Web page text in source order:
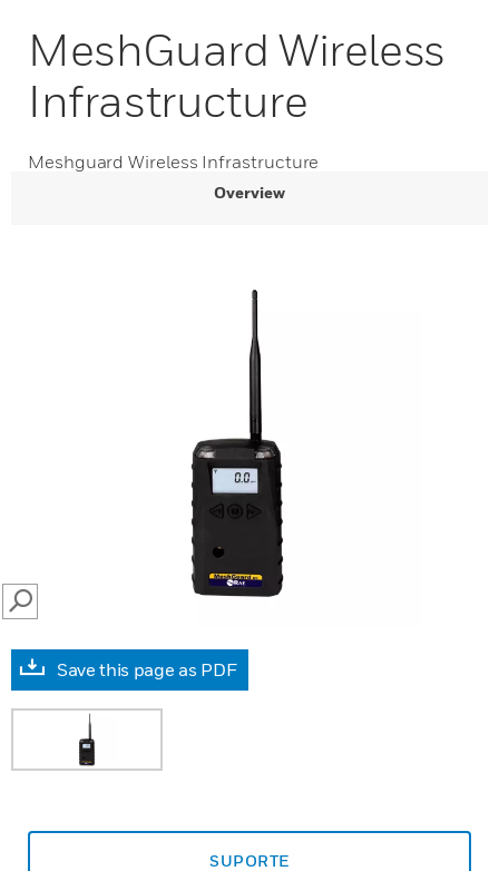
MeshGuard Wireless
Infrastructure
Meshguard Wireless Infrastructure
Overview
SEARCH
Save this page as PDF
SUPORTE